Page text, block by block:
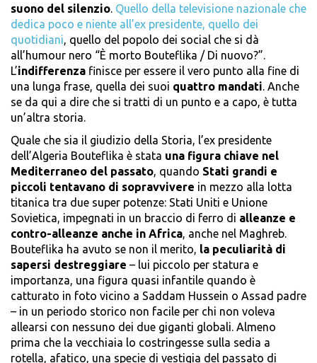
suono del silenzio. Quello della televisione nazionale che
dedica poco e niente all’ex presidente, quello dei
quotidiani, quello del popolo dei social che si dà
all’humour nero “È morto Bouteflika / Di nuovo?”.
L’indifferenza finisce per essere il vero punto alla fine di
una lunga frase, quella dei suoi quattro mandati. Anche
se da qui a dire che si tratti di un punto e a capo, è tutta
un’altra storia.
Quale che sia il giudizio della Storia, l’ex presidente
dell’Algeria Bouteflika è stata una figura chiave nel
Mediterraneo del passato, quando Stati grandi e
piccoli tentavano di sopravvivere in mezzo alla lotta
titanica tra due super potenze: Stati Uniti e Unione
Sovietica, impegnati in un braccio di ferro di alleanze e
contro-alleanze anche in Africa, anche nel Maghreb.
Bouteflika ha avuto se non il merito, la peculiarità di
sapersi destreggiare – lui piccolo per statura e
importanza, una figura quasi infantile quando è
catturato in foto vicino a Saddam Hussein o Assad padre
– in un periodo storico non facile per chi non voleva
allearsi con nessuno dei due giganti globali. Almeno
prima che la vecchiaia lo costringesse sulla sedia a
rotella, afatico, una specie di vestigia del passato di